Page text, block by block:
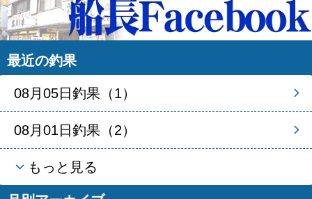
最近の釣果
08月05日釣果（1）
08月01日釣果（2）
もっと見る